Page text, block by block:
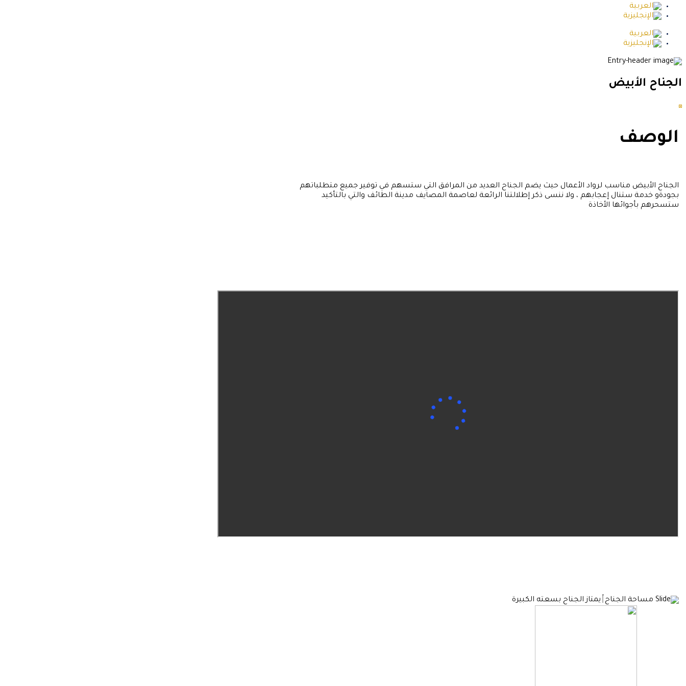
الجناح الأبيض
الوصف
الجناح الأبيض مناسب لرواد الأعمال حيث يضم الجناح العديد من المرافق التي ستسهم في توفير جميع متطلباتهم
بجودةو خدمة ستنال إعجابهم ، ولا ننسى ذكر إطلالتنا الرائعة لعاصمة المصايف مدينة الطائف والتي بالتأكيد
ستسحرهم بأجوائها الأخاذة
مساحة الجناح يمتاز الجناح بسعته الكبيرة